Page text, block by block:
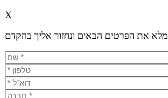
X
מלא את הפרטים הבאים ונחזור אליך בהקדם